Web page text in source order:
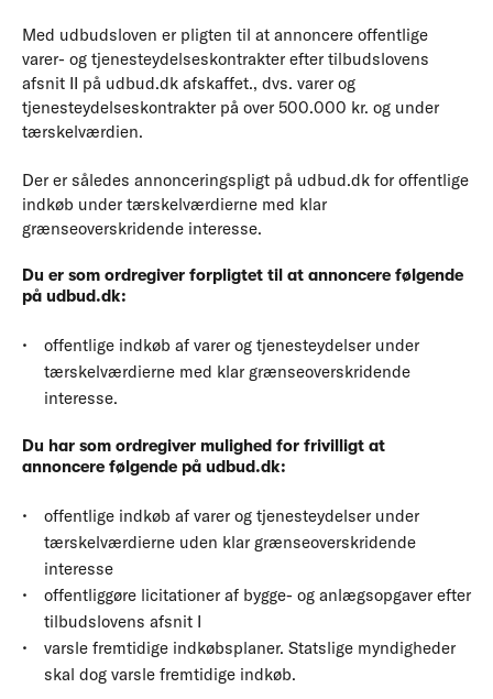
Med udbudsloven er pligten til at annoncere offentlige
varer- og tjenesteydelseskontrakter efter tilbudslovens
afsnit II på udbud.dk afskaffet., dvs. varer og
tjenesteydelseskontrakter på over 500.000 kr. og under
tærskelværdien.
Der er således annonceringspligt på udbud.dk for offentlige
indkøb under tærskelværdierne med klar
grænseoverskridende interesse.
Du er som ordregiver forpligtet til at annoncere følgende
på udbud.dk:
offentlige indkøb af varer og tjenesteydelser under
tærskelværdierne med klar grænseoverskridende
interesse.
Du har som ordregiver mulighed for frivilligt at
annoncere følgende på udbud.dk:
offentlige indkøb af varer og tjenesteydelser under
tærskelværdierne uden klar grænseoverskridende
interesse
offentliggøre licitationer af bygge- og anlægsopgaver efter
tilbudslovens afsnit I
varsle fremtidige indkøbsplaner. Statslige myndigheder
skal dog varsle fremtidige indkøb.